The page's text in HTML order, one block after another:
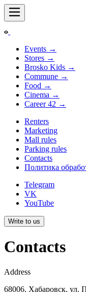
Events →
Stores →
Brosko Kids →
Commune →
Food →
Cinema →
Career 42 →
Renters
Marketing
Mall rules
Parking rules
Contacts
Политика
Telegram
VK
YouTube
Write to us
Contacts
Address
68006, Хабаровск, ул.